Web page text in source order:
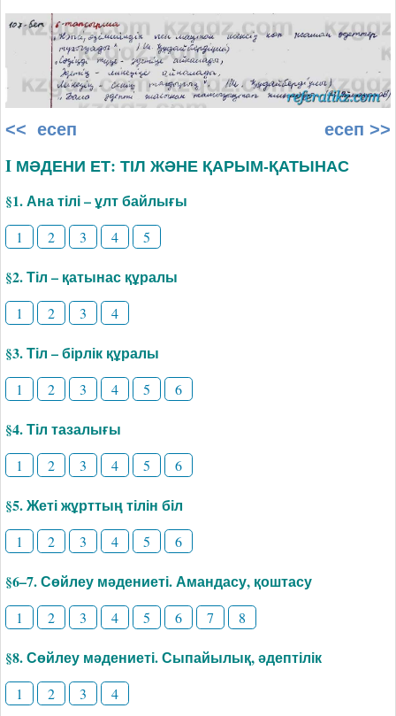
<< есеп есеп >>
I МӘДЕНИ ЕТ: ТІЛ ЖӘНЕ ҚАРЫМ-ҚАТЫНАС
§1. Ана тілі – ұлт байлығы
1 2 3 4 5
§2. Тіл – қатынас құралы
1 2 3 4
§3. Тіл – бірлік құралы
1 2 3 4 5 6
§4. Тіл тазалығы
1 2 3 4 5 6
§5. Жеті жұрттың тілін біл
1 2 3 4 5 6
§6–7. Сөйлеу мәдениеті. Амандасу, қоштасу
1 2 3 4 5 6 7 8
§8. Сөйлеу мәдениеті. Сыпайылық, әдептілік
1 2 3 4